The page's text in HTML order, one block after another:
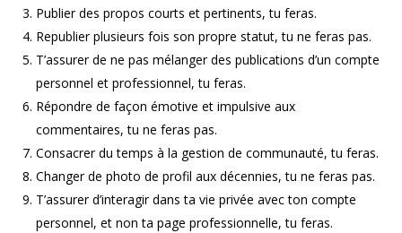
Publier des propos courts et pertinents, tu feras.
Republier plusieurs fois son propre statut, tu ne feras pas.
T’assurer de ne pas mélanger des publications d’un compte
personnel et professionnel, tu feras.
Répondre de façon émotive et impulsive aux
commentaires, tu ne feras pas.
Consacrer du temps à la gestion de communauté, tu feras.
Changer de photo de profil aux décennies, tu ne feras pas.
T’assurer d’interagir dans ta vie privée avec ton compte
personnel, et non ta page professionnelle, tu feras.